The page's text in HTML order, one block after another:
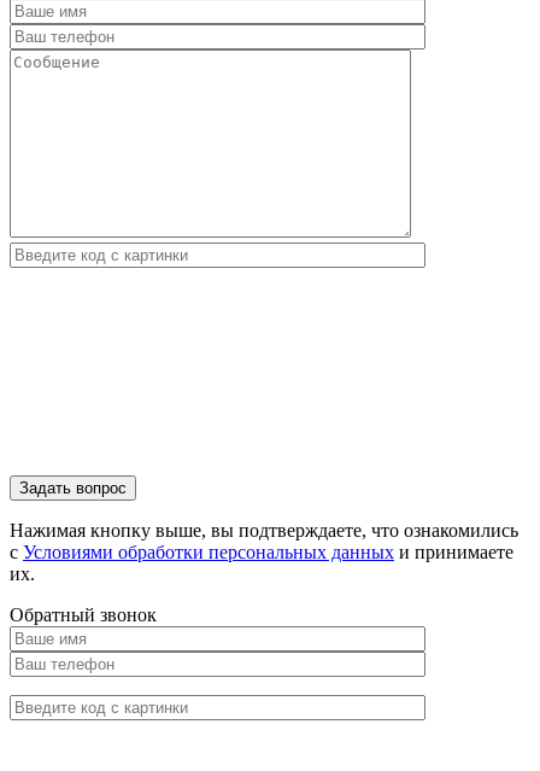
Нажимая кнопку выше, вы подтверждаете, что ознакомились
с Условиями обработки персональных данных и принимаете
их.
Обратный звонок